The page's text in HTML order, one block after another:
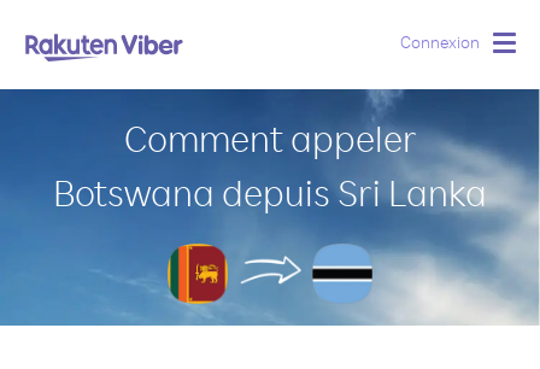
Connexion
Comment appeler
Botswana depuis Sri Lanka